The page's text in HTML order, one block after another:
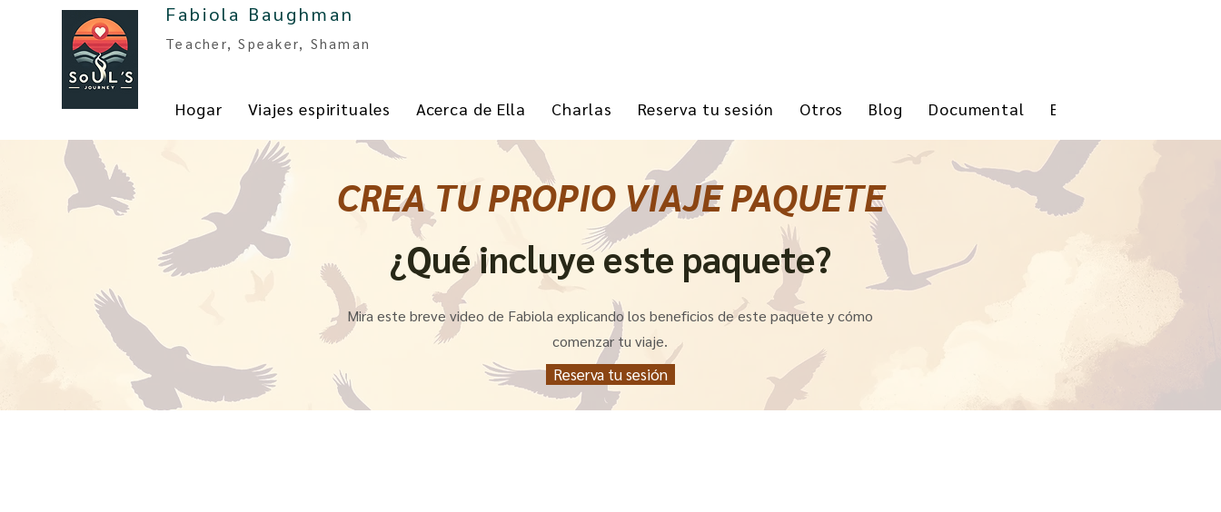
Fabiola Baughman
Teacher, Speaker, Shaman
Hogar Viajes espirituales Acerca de Ella Charlas Reserva tu sesión Otros Blog Documental Event List
¿Qué incluye este paquete?
CREA TU PROPIO VIAJE PAQUETE
Mira este breve video de Fabiola explicando los beneficios de este paquete y cómo
comenzar tu viaje.
Reserva tu sesión